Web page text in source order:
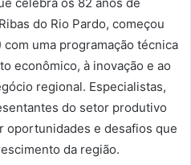
do Rio Pardo, começou
uma programação técnica
econômico, à inovação e ao
regional. Especialistas,
do setor produtivo
oportunidades e desafios que
da região.